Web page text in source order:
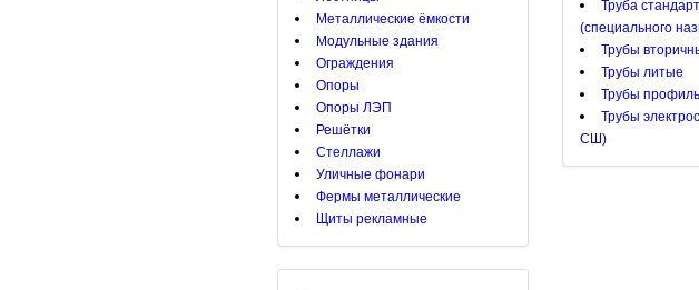
Металлические ёмкости
Модульные здания
Ограждения
Опоры
Опоры ЛЭП
Решётки
Стеллажи
Уличные фонари
Фермы металлические
Щиты рекламные
Труба
(специального
Трубы
Трубы литые
Трубы
Трубы
СШ)